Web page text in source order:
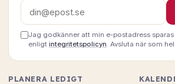
E-postadress
Jag godkänner att min e-postadress
enligt integritetspolicyn. Avsluta när som
PLANERA LEDIGT